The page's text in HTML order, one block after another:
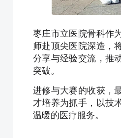
枣庄市立医院骨科作
师赴顶尖医院深造，
分享与经验交流，推
突破。
进修与大赛的收获，
才培养为抓手，以技
温暖的医疗服务。